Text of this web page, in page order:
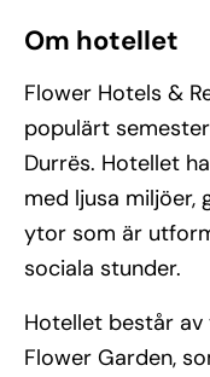
Om hotellet
Flower Hotels &
populärt
Durrës. Hotellet
med ljusa miljöer,
ytor som är
sociala stunder.
Hotellet består av
Flower Garden,